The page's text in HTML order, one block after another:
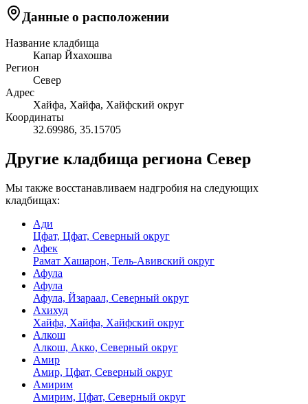
Данные о расположении
Название кладбища
Капар Йхахошва
Регион
Север
Адрес
Хайфа, Хайфа, Хайфский округ
Координаты
32.69986, 35.15705
Другие кладбища региона Север
Мы также восстанавливаем надгробия на следующих
кладбищах:
Ади
Цфат, Цфат, Северный округ
Афек
Рамат Хашарон, Тель-Авивский округ
Афула
Афула
Афула, Йзараал, Северный округ
Ахихуд
Хайфа, Хайфа, Хайфский округ
Алкош
Алкош, Акко, Северный округ
Амир
Амир, Цфат, Северный округ
Амирим
Амирим, Цфат, Северный округ